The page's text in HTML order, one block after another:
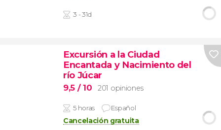
3 - 31d
Excursión a la Ciudad
Encantada y Nacimiento del
río Júcar
9,5 / 10 201 opiniones
5 horas Español
Cancelación gratuita